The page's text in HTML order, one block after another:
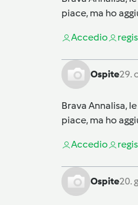
piace, ma ho
Accedio
Ospite29.
Brava Annalisa,
piace, ma ho
Accedio
Ospite20.